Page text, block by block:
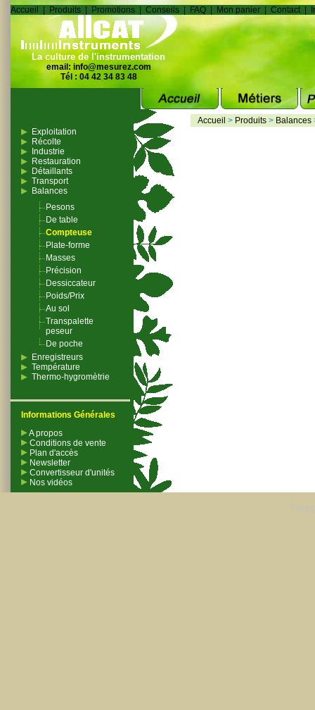
La culture de l'instrumentation
email: info@mesurez.com
Tél : 04 42 34 83 48
Accueil Produits Promotions Conseils FAQ Mon panier Contact
Exploitation
Récolte
Industrie
Restauration
Détaillants
Transport
Balances
Pesons
De table
Compteuse
Plate-forme
Masses
Précision
Dessiccateur
Poids/Prix
Au sol
Transpalette
peseur
De poche
Enregistreurs
Température
Thermo-hygromètrie
Informations Générales
A propos
Conditions de vente
Plan d'accès
Newsletter
Convertisseur d'unités
Nos vidéos
Accueil > Produits > Balances